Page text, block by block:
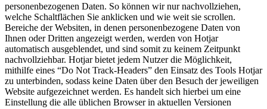
personenbezogenen Daten. So können wir nur nachvollziehen,
welche Schaltflächen Sie anklicken und wie weit sie scrollen.
Bereiche der Websiten, in denen personenbezogene Daten von
Ihnen oder Dritten angezeigt werden, werden von Hotjar
automatisch ausgeblendet, und sind somit zu keinem Zeitpunkt
nachvollziehbar. Hotjar bietet jedem Nutzer die Möglichkeit,
mithilfe eines “Do Not Track-Headers” den Einsatz des Tools Hotjar
zu unterbinden, sodass keine Daten über den Besuch der jeweiligen
Website aufgezeichnet werden. Es handelt sich hierbei um eine
Einstellung die alle üblichen Browser in aktuellen Versionen